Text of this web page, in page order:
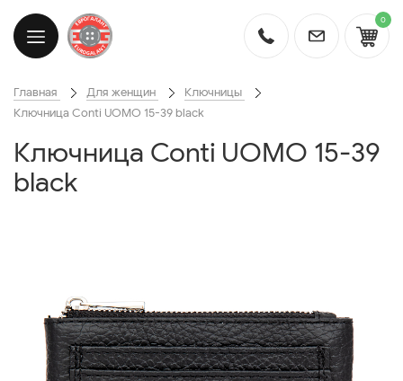
0
Главная Для женщин
Ключницы
Ключница Conti UOMO 15-39 black
Ключница Conti UOMO 15-39
black